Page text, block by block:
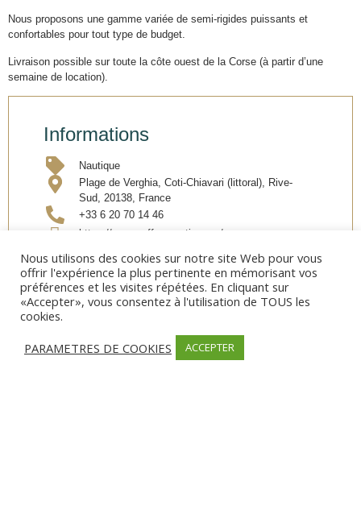
Nous proposons une gamme variée de semi-rigides puissants et
confortables pour tout type de budget.
Livraison possible sur toute la côte ouest de la Corse (à partir d’une
semaine de location).
Informations
Nautique
Plage de Verghia, Coti-Chiavari (littoral), Rive-
Sud, 20138, France
+33 6 20 70 14 46
https://www.gafforynautic.com/
gaffory.nautic@gmail.com
Facebook
Instagram
Nous utilisons des cookies sur notre site Web pour vous
offrir l'expérience la plus pertinente en mémorisant vos
préférences et les visites répétées. En cliquant sur
«Accepter», vous consentez à l'utilisation de TOUS les
cookies.
PARAMETRES DE COOKIES
ACCEPTER